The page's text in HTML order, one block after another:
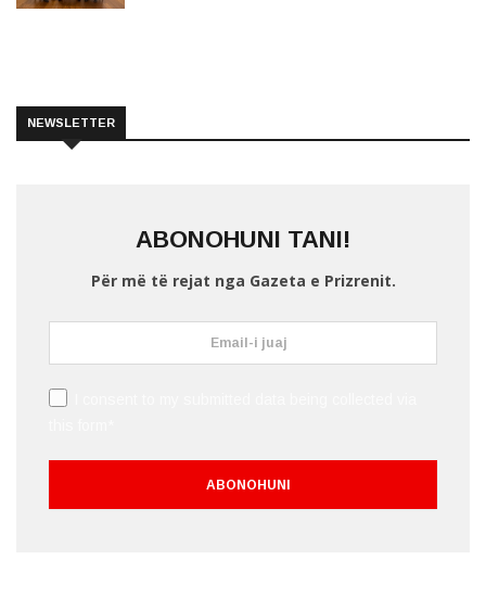
NEWSLETTER
ABONOHUNI TANI!
Për më të rejat nga Gazeta e Prizrenit.